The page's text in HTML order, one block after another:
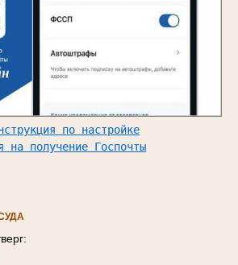
по настройке
на получение Госпочты